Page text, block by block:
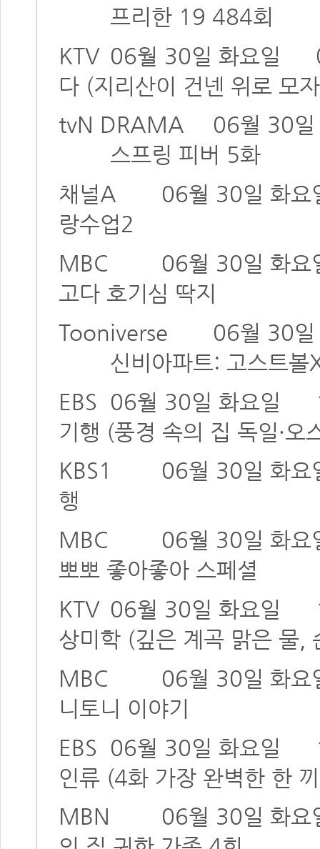
프리한 19 484회
KTV 06월 30일 화요일
다 (지리산이 건넨 위로 모
tvN DRAMA
06월 30일
스프링 피버 5화
채널A
06월 30일 화요
랑수업2
MBC
06월 30일 화요
고다 호기심 딱지
Tooniverse
06월 30일
신비아파트: 고스트
EBS
06월 30일 화요일
기행 (풍경 속의 집 독일·
KBS1
06월 30일 화요
행
MBC
06월 30일 화요
뽀뽀 좋아좋아 스페셜
KTV 06월 30일 화요일
상미학 (깊은 계곡 맑은 물,
MBC
06월 30일 화요
니토니 이야기
EBS
06월 30일 화요일
인류 (4화 가장 완벽한 한
MBN
06월 30일 화요